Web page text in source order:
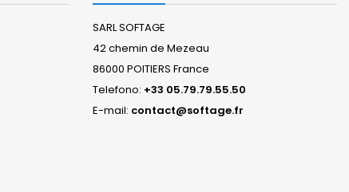
SARL SOFTAGE
42 chemin de Mezeau
86000 POITIERS France
Telefono: +33 05.79.79.55.50
E-mail: contact@softage.fr